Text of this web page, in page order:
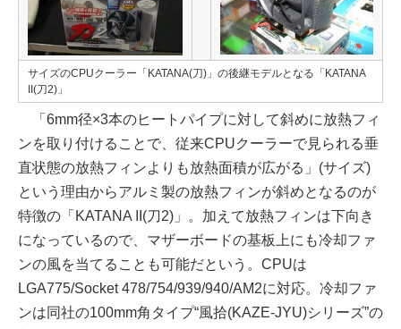
サイズのCPUクーラー「KATANA(刀)」の後継モデルとなる「KATANA
II(刀2)」
「6mm径×3本のヒートパイプに対して斜めに放熱フィ
ンを取り付けることで、従来CPUクーラーで見られる垂
直状態の放熱フィンよりも放熱面積が広がる」(サイズ)
という理由からアルミ製の放熱フィンが斜めとなるのが
特徴の「KATANA II(刀2)」。加えて放熱フィンは下向き
になっているので、マザーボードの基板上にも冷却ファ
ンの風を当てることも可能だという。CPUは
LGA775/Socket 478/754/939/940/AM2に対応。冷却ファ
ンは同社の100mm角タイプ“風拾(KAZE-JYU)シリーズ”の